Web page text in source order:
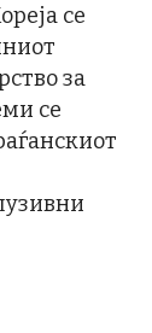
се
за
се